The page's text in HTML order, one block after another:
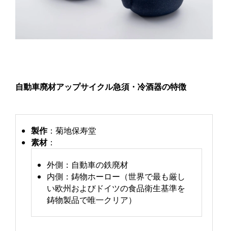
自動車廃材アップサイクル急須・冷酒器の特徴
製作：菊地保寿堂
素材：
外側：自動車の鉄廃材
内側：鋳物ホーロー（世界で最も厳し
い欧州およびドイツの食品衛生基準を
鋳物製品で唯一クリア）